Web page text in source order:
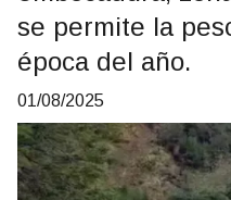
se permite la
época del año.
01/08/2025